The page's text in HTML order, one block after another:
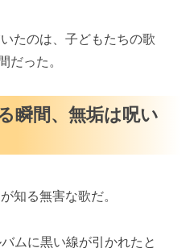
たのは、子どもたちの歌
だった。
瞬間、無垢は呪い
知る無害な歌だ。
ムに黒い線が引かれたと